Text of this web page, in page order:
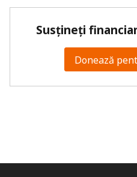
Susțineți
Donează